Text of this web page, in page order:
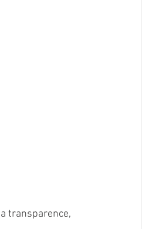
transparence,